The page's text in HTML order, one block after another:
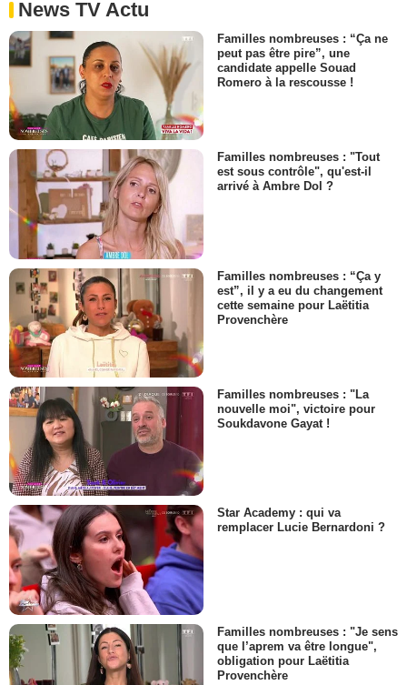
News TV Actu
Familles nombreuses : “Ça ne
peut pas être pire”, une
candidate appelle Souad
Romero à la rescousse !
Familles nombreuses : "Tout
est sous contrôle", qu'est-il
arrivé à Ambre Dol ?
Familles nombreuses : “Ça y
est”, il y a eu du changement
cette semaine pour Laëtitia
Provenchère
Familles nombreuses : "La
nouvelle moi", victoire pour
Soukdavone Gayat !
Star Academy : qui va
remplacer Lucie Bernardoni ?
Familles nombreuses : "Je sens
que l’aprem va être longue",
obligation pour Laëtitia
Provenchère